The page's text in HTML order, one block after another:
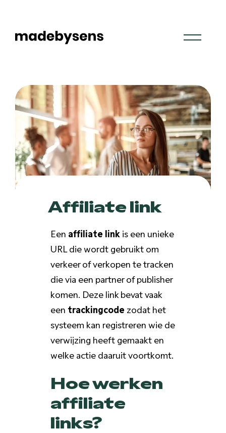
content
Affiliate link
Een affiliate linkis een unieke
URL die wordt gebruikt om
verkeer of verkopen te tracken
die via een partner of publisher
komen. Deze link bevat vaak
een trackingcode zodat het
systeem kan registreren wie de
verwijzing heeft gemaakt en
welke actie daaruit voortkomt.
Hoe werken
affiliate
links?